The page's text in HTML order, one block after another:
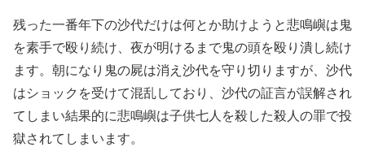
残った一番年下の沙代だけは何とか助けようと悲鳴嶼は鬼
を素手で殴り続け、夜が明けるまで鬼の頭を殴り潰し続け
ます。朝になり鬼の屍は消え沙代を守り切りますが、沙代
はショックを受けて混乱しており、沙代の証言が誤解され
てしまい結果的に悲鳴嶼は子供七人を殺した殺人の罪で投
獄されてしまいます。